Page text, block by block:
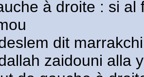
à droite : si al
dit
zaidouni alla